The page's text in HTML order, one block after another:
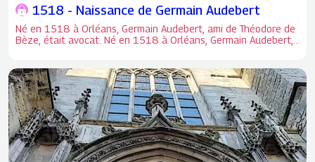
1518 - Naissance de Germain Audebert
Né en 1518 à Orléans, Germain Audebert, ami de Théodore de
Bèze, était avocat. Né en 1518 à Orléans, Germain Audebert,